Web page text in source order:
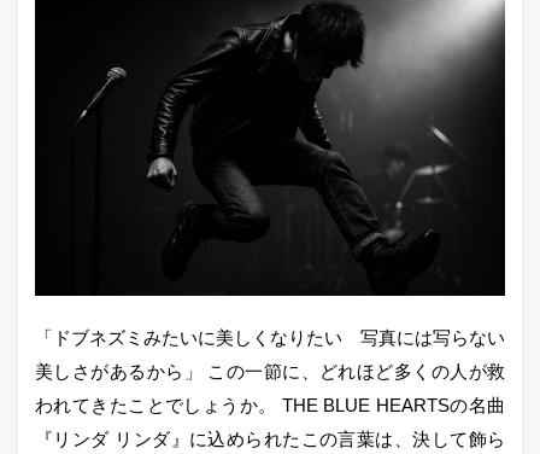
「ドブネズミみたいに美しくなりたい 写真には写らない
美しさがあるから」 この一節に、どれほど多くの人が救
われてきたことでしょうか。 THE BLUE HEARTSの名曲
『リンダ リンダ』に込められたこの言葉は、決して飾ら